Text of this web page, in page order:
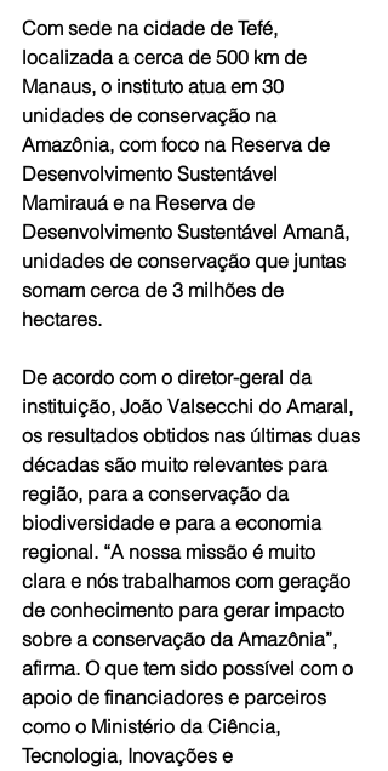
Com sede na cidade de Tefé,
localizada a cerca de 500 km de
Manaus, o instituto atua em 30
unidades de conservação na
Amazônia, com foco na Reserva de
Desenvolvimento Sustentável
Mamirauá e na Reserva de
Desenvolvimento Sustentável Amanã,
unidades de conservação que juntas
somam cerca de 3 milhões de
hectares.
De acordo com o diretor-geral da
instituição, João Valsecchi do Amaral,
os resultados obtidos nas últimas duas
décadas são muito relevantes para
região, para a conservação da
biodiversidade e para a economia
regional. “A nossa missão é muito
clara e nós trabalhamos com geração
de conhecimento para gerar impacto
sobre a conservação da Amazônia”,
afirma. O que tem sido possível com o
apoio de financiadores e parceiros
como o Ministério da Ciência,
Tecnologia, Inovações e